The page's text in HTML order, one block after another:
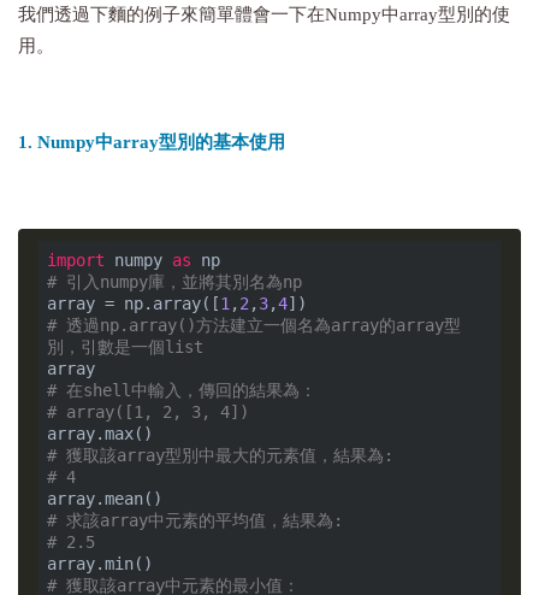
我們透過下麵的例子來簡單體會一下在Numpy中array型別的使
用。
1. Numpy中array型別的基本使用
import numpy as
# 引入numpy庫，並將其別名為np
array = np.array([1 , 2 , 3,4
# 透過np.array()方法建立一個名為array的array型
別，引數是一個list
# 在shell中輸入，傳回的結果為：
# array([1, 2, 3, 4])
# 獲取該array型別中最大的元素值，結果為:
# 4
# 求該array中元素的平均值，結果為:
# 2.5
# 獲取該array中元素的最小值：